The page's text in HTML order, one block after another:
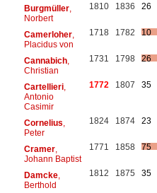
Burgmüller,
Norbert
1810 1836 26
Camerloher,
Placidus von
1718 1782 10
Cannabich,
Christian
1731 1798 26
Cartellieri,
Antonio
Casimir
1772 1807 35
Cornelius
Peter
1824 1874 23
Cramer,
Johann Baptist
1771 1858 75
Damcke,
Berthold
1812 1875 35